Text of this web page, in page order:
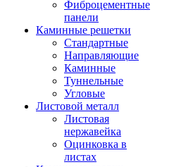
Фиброцементные
панели
Каминные решетки
Стандартные
Направляющие
Каминные
Туннельные
Угловые
Листовой металл
Листовая
нержавейка
Оцинковка в
листах